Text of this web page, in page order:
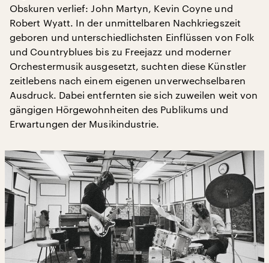
Obskuren verlief: John Martyn, Kevin Coyne und
Robert Wyatt. In der unmittelbaren Nachkriegszeit
geboren und unterschiedlichsten Einflüssen von Folk
und Countryblues bis zu Freejazz und moderner
Orchestermusik ausgesetzt, suchten diese Künstler
zeitlebens nach einem eigenen unverwechselbaren
Ausdruck. Dabei entfernten sie sich zuweilen weit von
gängigen Hörgewohnheiten des Publikums und
Erwartungen der Musikindustrie.